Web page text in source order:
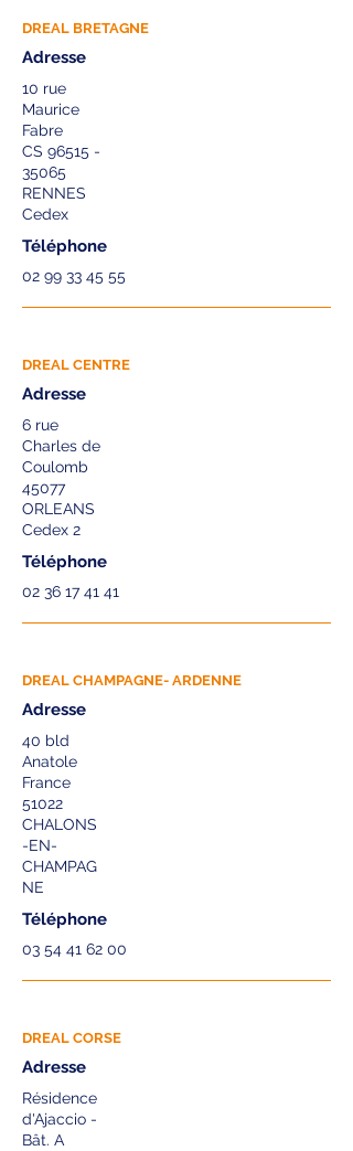
DREAL BRETAGNE
Adresse
10 rue
Maurice
Fabre
CS 96515 -
35065
RENNES
Cedex
Téléphone
02 99 33 45 55
DREAL CENTRE
Adresse
6 rue
Charles de
Coulomb
45077
ORLEANS
Cedex 2
Téléphone
02 36 17 41 41
DREAL CHAMPAGNE- ARDENNE
Adresse
40 bld
Anatole
France
51022
CHALONS
-EN-
CHAMPAG
NE
Téléphone
03 54 41 62 00
DREAL CORSE
Adresse
Résidence
d'Ajaccio -
Bât. A